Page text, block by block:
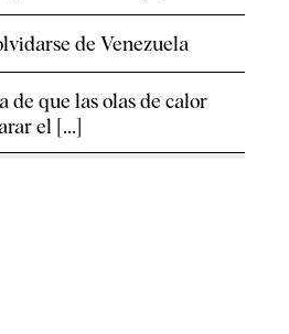
de Venezuela
de que las olas de calor
el [...]